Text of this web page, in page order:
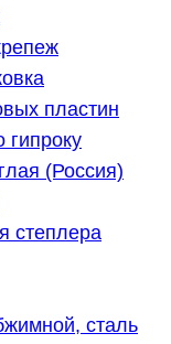
пластин
(Россия)
степлера
сталь